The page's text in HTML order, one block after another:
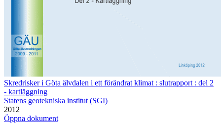
Skredrisker i Göta älvdalen i ett förändrat klimat : slutrapport : del 2
- kartläggning
Statens geotekniska institut (SGI)
2012
Öppna dokument